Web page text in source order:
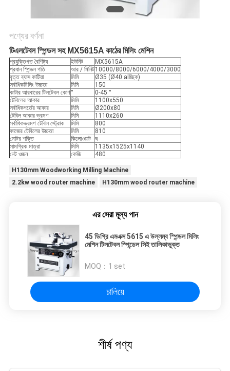
পণ্যের বর্ণনা
টিএলটেবল স্পিন্ডল সহ MX5615A কাঠের মিলিং মেশিন
প্রযুক্তিগত বৈশিষ্ট্য ইউনিট
MX5615A
প্রধান স্পিন্ডল গতি
আর / মিনিট10000/8000/6000/4000/3000
বৃত্ত ব্যাস কাটিয়া
মিমি
Ø35 (Ø40 alচ্ছিক)
সর্বাধিকমিলিং উচ্চতা
মিমি
150
কাটার আরবারের টিলটেবল কোণ°
0-45 °
টেবিলের আকার
মিমি
1100x550
সর্বাধিকগর্তের আকার
মিমি
Ø200x80
টেবিল আকার ভ্রমণ
মিমি
1110x260
সর্বাধিকভ্রমণ টেবিল স্ট্রোক
মিমি
800
কাজের টেবিলের উচ্চতা
মিমি
810
মোটর শক্তি
কিলোওয়াট ঘ
সামগ্রিক মাত্রা
মিমি
1135x1525x1140
নেট ওজন
কেজি 480
H130mm Woodworking Milling Machine
2.2kw wood router machine
H130mm wood router machine
এর সেরা মূল্য পান
45 ডিগ্রি এমএক্স 5615 এ উল্লম্ব স্পিন্ডল মিলিং
মেশিন টিলটেবল স্পিন্ডেল সিই তালিকাভুক্ত
MOQ： 1 set
চালিয়ে
শীর্ষ পণ্য